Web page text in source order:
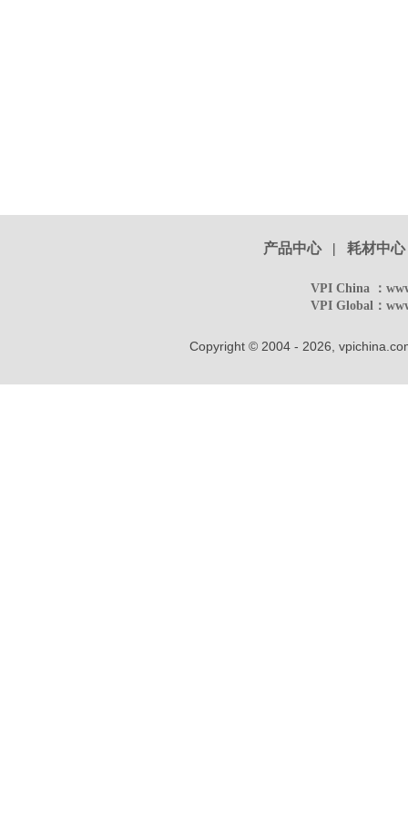
产品中心|耗材中心
VPI China ：
VPI Global：
Copyright © 2004 - 2026,